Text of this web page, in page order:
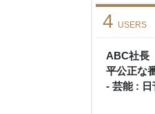
している相
が
ABC社長
平公正な
- 芸能 : 日
4 USERS